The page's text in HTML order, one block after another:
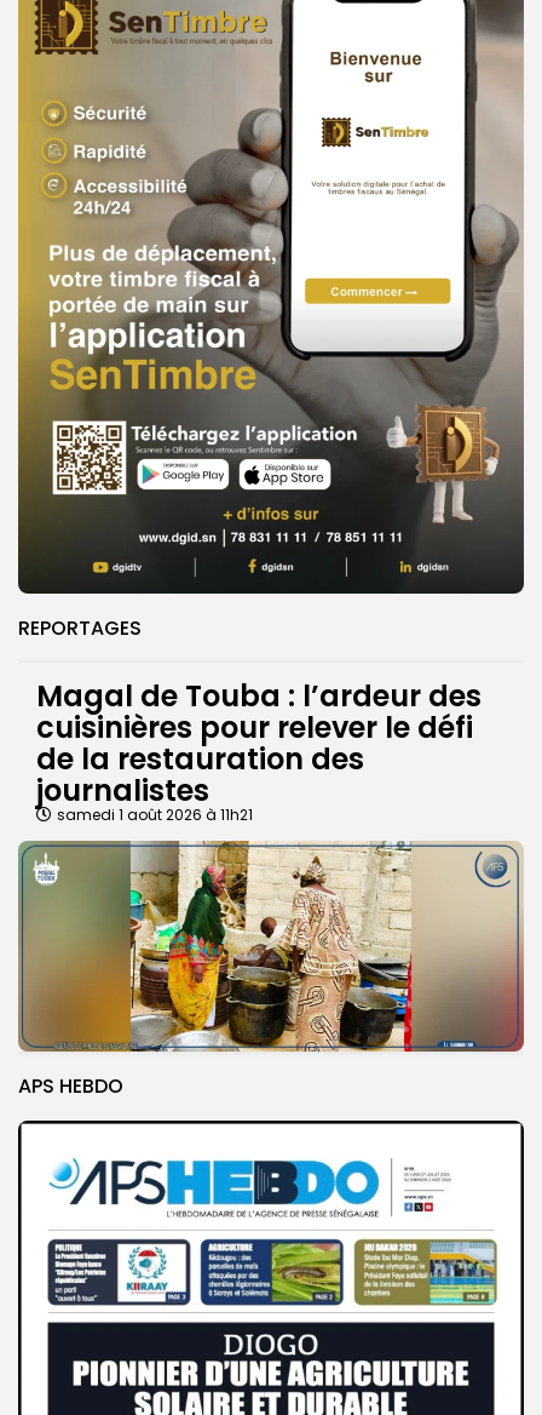
REPORTAGES
Magal de Touba : l’ardeur des
cuisinières pour relever le défi
de la restauration des
journalistes
samedi 1 août 2026 à 11h21
APS HEBDO